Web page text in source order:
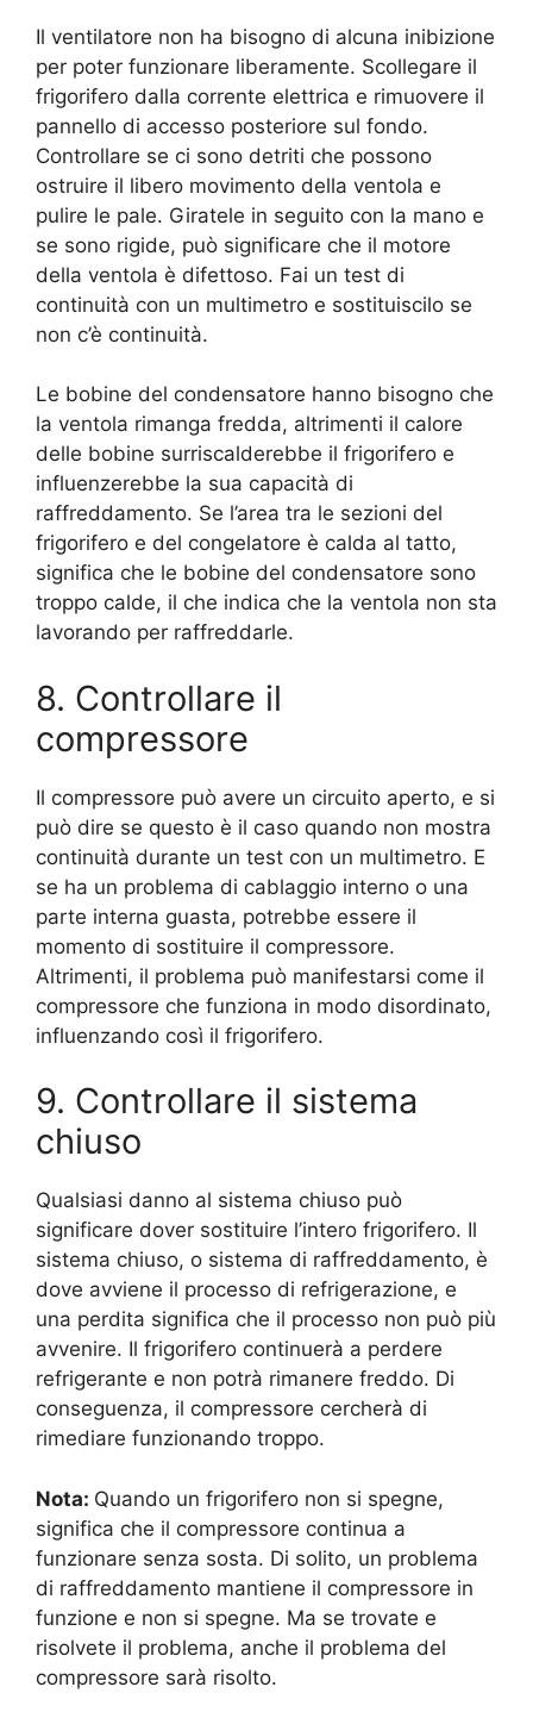
Il ventilatore non ha bisogno di alcuna inibizione
per poter funzionare liberamente. Scollegare il
frigorifero dalla corrente elettrica e rimuovere il
pannello di accesso posteriore sul fondo.
Controllare se ci sono detriti che possono
ostruire il libero movimento della ventola e
pulire le pale. Giratele in seguito con la mano e
se sono rigide, può significare che il motore
della ventola è difettoso. Fai un test di
continuità con un multimetro e sostituiscilo se
non c’è continuità.
Le bobine del condensatore hanno bisogno che
la ventola rimanga fredda, altrimenti il calore
delle bobine surriscalderebbe il frigorifero e
influenzerebbe la sua capacità di
raffreddamento. Se l’area tra le sezioni del
frigorifero e del congelatore è calda al tatto,
significa che le bobine del condensatore sono
troppo calde, il che indica che la ventola non sta
lavorando per raffreddarle.
8. Controllare il
compressore
Il compressore può avere un circuito aperto, e si
può dire se questo è il caso quando non mostra
continuità durante un test con un multimetro. E
se ha un problema di cablaggio interno o una
parte interna guasta, potrebbe essere il
momento di sostituire il compressore.
Altrimenti, il problema può manifestarsi come il
compressore che funziona in modo disordinato,
influenzando così il frigorifero.
9. Controllare il sistema
chiuso
Qualsiasi danno al sistema chiuso può
significare dover sostituire l’intero frigorifero. Il
sistema chiuso, o sistema di raffreddamento, è
dove avviene il processo di refrigerazione, e
una perdita significa che il processo non può più
avvenire. Il frigorifero continuerà a perdere
refrigerante e non potrà rimanere freddo. Di
conseguenza, il compressore cercherà di
rimediare funzionando troppo.
Nota: Quando un frigorifero non si spegne,
significa che il compressore continua a
funzionare senza sosta. Di solito, un problema
di raffreddamento mantiene il compressore in
funzione e non si spegne. Ma se trovate e
risolvete il problema, anche il problema del
compressore sarà risolto.